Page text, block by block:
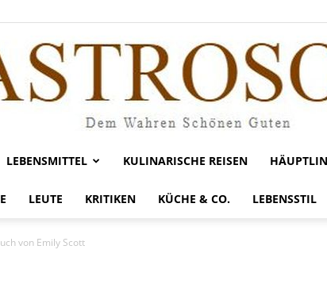
Gastrosofie
LEBENSMITTEL KULINARISCHE REISEN
LEUTE KRITIKEN KÜCHE & CO. LEBENSSTIL
von Emily Scott